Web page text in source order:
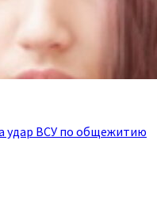
удар ВСУ по общежитию